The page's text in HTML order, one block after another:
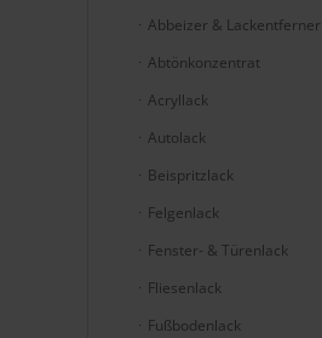
Abbeizer & Lackentferner
Abtönkonzentrat
Acryllack
Autolack
Beispritzlack
Felgenlack
Fenster- & Türenlack
Fliesenlack
Fußbodenlack